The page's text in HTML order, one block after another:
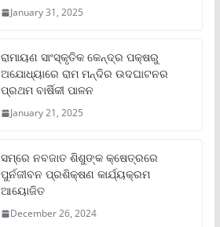
January 31, 2025
ରାମାୟଣ ସାଂସ୍କୃତିକ କେନ୍ଦ୍ର ପକ୍ଷରୁ
ଅଯୋଧ୍ୟାରେ ରାମ ମନ୍ଦିର ଉଦଘାଟନର
ପ୍ରଥମ ବାର୍ଷିକୀ ପାଳନ
January 21, 2025
ସମ୍‌ରେ ନବଜାତ ଶିଶୁଙ୍କ କ୍ଷେତ୍ରରେ
ପୁର୍ନଜୀବନ ପ୍ରଶିକ୍ଷଣ କାର୍ଯ୍ୟକ୍ରମ
ଆୟୋଜିତ
December 26, 2024